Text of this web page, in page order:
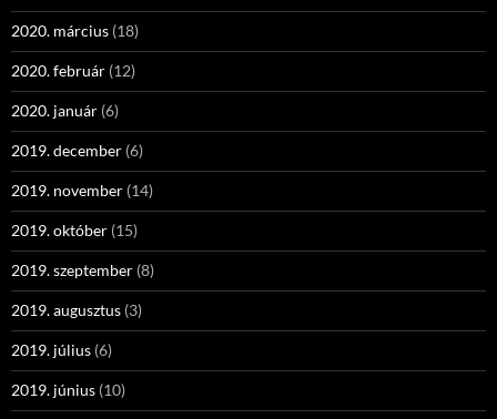
2020. március (18)
2020. február (12)
2020. január (6)
2019. december (6)
2019. november (14)
2019. október (15)
2019. szeptember (8)
2019. augusztus (3)
2019. július (6)
2019. június (10)